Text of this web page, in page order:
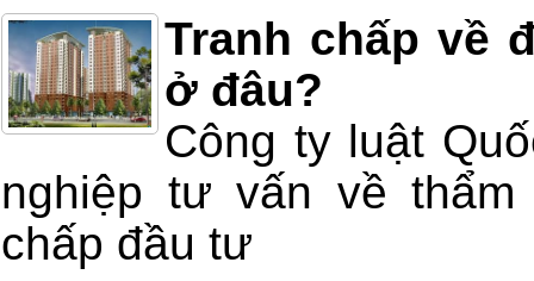
Tranh chấp về
ở đâu?
Công ty luật
nghiệp tư vấn về
chấp đầu tư